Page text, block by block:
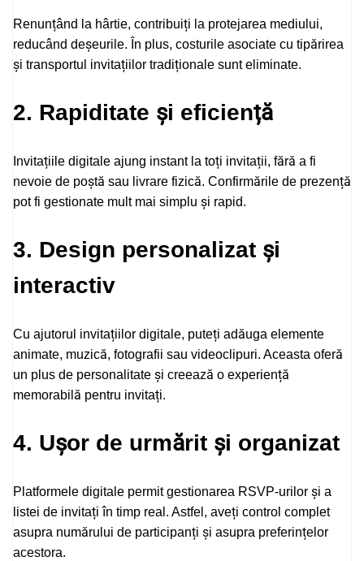
Renunțând la hârtie, contribuiți la protejarea mediului,
reducând deșeurile. În plus, costurile asociate cu tipărirea
și transportul invitațiilor tradiționale sunt eliminate.
2. Rapiditate și eficiență
Invitațiile digitale ajung instant la toți invitații, fără a fi
nevoie de poștă sau livrare fizică. Confirmările de prezență
pot fi gestionate mult mai simplu și rapid.
3. Design personalizat și
interactiv
Cu ajutorul invitațiilor digitale, puteți adăuga elemente
animate, muzică, fotografii sau videoclipuri. Aceasta oferă
un plus de personalitate și creează o experiență
memorabilă pentru invitați.
4. Ușor de urmărit și organizat
Platformele digitale permit gestionarea RSVP-urilor și a
listei de invitați în timp real. Astfel, aveți control complet
asupra numărului de participanți și asupra preferințelor
acestora.